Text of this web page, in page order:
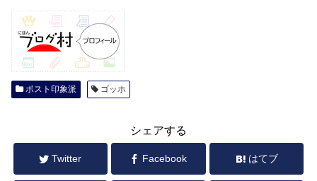
ポスト印象派 ゴッホ
シェアする
Twitter Facebook はてブ